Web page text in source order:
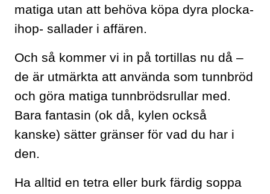
matiga utan att behöva köpa dyra plocka-
ihop- sallader i affären.
Och så kommer vi in på tortillas nu då –
de är utmärkta att använda som tunnbröd
och göra matiga tunnbrödsrullar med.
Bara fantasin (ok då, kylen också
kanske) sätter gränser för vad du har i
den.
Ha alltid en tetra eller burk färdig soppa